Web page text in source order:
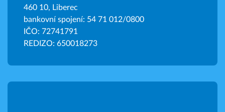
460 10, Liberec
bankovní spojení: 54 71 012/0800
IČO: 72741791
REDIZO: 650018273